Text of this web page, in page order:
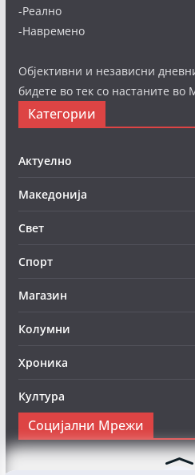
-Реално
-Навремено
Објективни и независни
бидете во тек со настаните во
Категории
Актуелно
Македонија
Свет
Спорт
Магазин
Колумни
Хроника
Култура
Социјални Мрежи